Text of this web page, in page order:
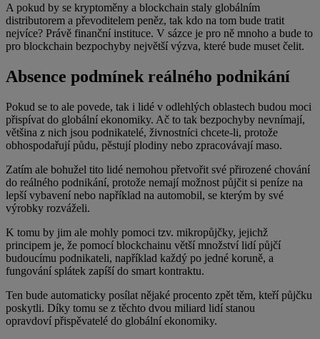
A pokud by se kryptoměny a blockchain staly globálním
distributorem a převoditelem peněz, tak kdo na tom bude tratit
nejvíce? Právě finanční instituce. V sázce je pro ně mnoho a bude to
pro blockchain bezpochyby největší výzva, které bude muset čelit.
Absence podmínek reálného podnikání
Pokud se to ale povede, tak i lidé v odlehlých oblastech budou moci
přispívat do globální ekonomiky. Ač to tak bezpochyby nevnímají,
většina z nich jsou podnikatelé, živnostníci chcete-li, protože
obhospodařují půdu, pěstují plodiny nebo zpracovávají maso.
Zatím ale bohužel tito lidé nemohou přetvořit své přirozené chování
do reálného podnikání, protože nemají možnost půjčit si peníze na
lepší vybavení nebo například na automobil, se kterým by své
výrobky rozváželi.
K tomu by jim ale mohly pomoci tzv. mikropůjčky, jejichž
principem je, že pomocí blockchainu větší množství lidí půjčí
budoucímu podnikateli, například každý po jedné koruně, a
fungování splátek zapíší do smart kontraktu.
Ten bude automaticky posílat nějaké procento zpět těm, kteří půjčku
poskytli. Díky tomu se z těchto dvou miliard lidí stanou
opravdoví přispěvatelé do globální ekonomiky.